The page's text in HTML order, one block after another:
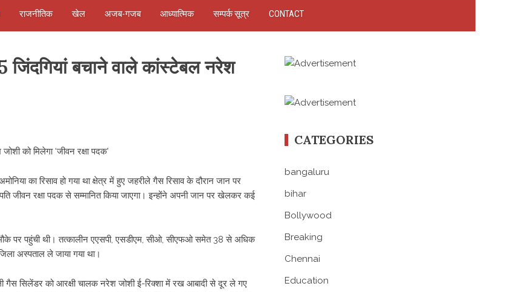
राजनीतिक खेल अजब-गजब आध्यात्मिक सम्पर्क सूत्र CONTACT
बचाने वाले कांस्टेबल नरेश
को मिलेगा ‘जीवन रक्षा पदक’
का रिसाव हो गया था क्षेत्र में हुए जहरीले गैस रिसाव के दौरान जान पर
जीवन रक्षा पदक से सम्मानित किया जाएगा। इन्होंने अपनी जान पर खेलकर कई
पर पहुंची थी। तत्कालीन एएसपी, एसडीएम, सीओ, सीएफओ समेत 38 से अधिक
अस्पताल ले जाया गया था।
गैस सिलेंडर को आरक्षी चालक नरेश जोशी ई-रिक्शा में रख आबादी से दूर ले गए
CATEGORIES
bangaluru
bihar
Bollywood
Breaking
Chennai
Education